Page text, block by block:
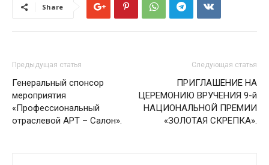
Share
Предыдущая статья
Генеральный спонсор
мероприятия
«Профессиональный
отраслевой АРТ – Салон».
Следующая статья
ПРИГЛАШЕНИЕ НА
ЦЕРЕМОНИЮ ВРУЧЕНИЯ 9-й
НАЦИОНАЛЬНОЙ ПРЕМИИ
«ЗОЛОТАЯ СКРЕПКА».